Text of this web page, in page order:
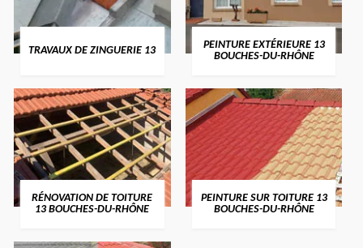
TRAVAUX DE ZINGUERIE 13
PEINTURE EXTÉRIEURE 13
BOUCHES-DU-RHÔNE
RÉNOVATION DE TOITURE
13 BOUCHES-DU-RHÔNE
PEINTURE SUR TOITURE 13
BOUCHES-DU-RHÔNE